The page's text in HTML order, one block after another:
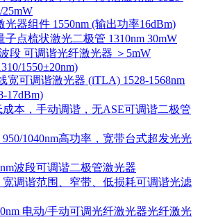
25mW
光器组件 1550nm (输出功率16dBm)
子点梳状激光二极管 1310nm 30mW
段 可调谐光纤激光器 ＞5mW
1550±20nm)
宽可调谐激光器 (iTLA) 1528-1568nm
17dBm)
成本，手动调谐，无ASE可调谐二极管
1040nm高功率，宽带台式超发光光
波段可调谐二极管激光器
宽调谐范围、窄带、低损耗可调谐光滤
电动/手动可调光纤激光器光纤激光